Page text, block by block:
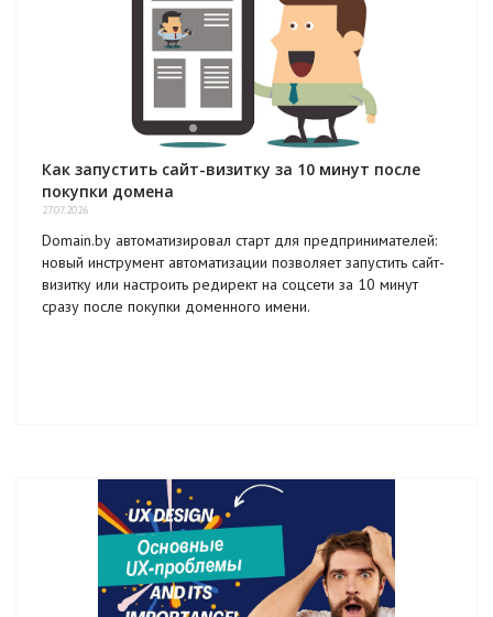
Как запустить сайт-визитку за 10 минут после
покупки домена
27.07.2026
Domain.by автоматизировал старт для предпринимателей:
новый инструмент автоматизации позволяет запустить сайт-
визитку или настроить редирект на соцсети за 10 минут
сразу после покупки доменного имени.